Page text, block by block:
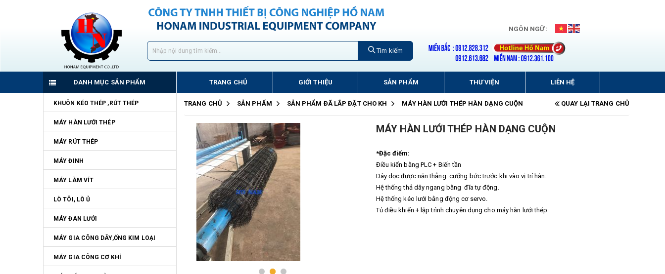
NGÔN NGỮ :
Tìm kiếm
DANH MỤC SẢN PHẨM TRANG CHỦ GIỚI THIỆU SẢN PHẨM THƯ VIỆN LIÊN HỆ
KHUÔN KÉO THÉP ,RÚT THÉP
MÁY HÀN LƯỚI THÉP
MÁY RÚT THÉP
MÁY ĐINH
MÁY LÀM VÍT
LÒ TÔI, LÒ Ủ
MÁY ĐAN LƯỚI
MÁY GIA CÔNG DÂY,ỐNG KIM LOẠI
MÁY GIA CÔNG CƠ KHÍ
TRANG CHỦ SẢN PHẨM SẢN PHẨM ĐÃ LẮP ĐẶT CHO KH MÁY HÀN LƯỚI THÉP HÀN DẠNG CUỘN QUAY LẠI TRANG CHỦ
MÁY HÀN LƯỚI THÉP HÀN DẠNG CUỘN
*Đặc điểm:
Điều kiển bằng PLC + Biến tần
Dây dọc được nắn thẳng cưỡng bức trước khi vào vị trí hàn.
Hệ thống thả dây ngang bằng đĩa tự động.
Hệ thống kéo lưới bằng động cơ servo.
Tủ điều khiển + lập trình chuyên dụng cho máy hàn lưới thép